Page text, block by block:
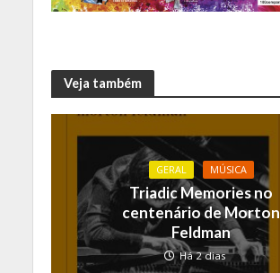
Veja também
GERAL MÚSICA
Triadic Memories no
centenário de Morton
Feldman
Há 2 dias